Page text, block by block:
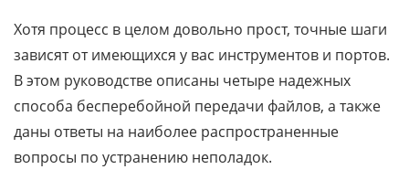
Хотя процесс в целом довольно прост, точные шаги
зависят от имеющихся у вас инструментов и портов.
В этом руководстве описаны четыре надежных
способа бесперебойной передачи файлов, а также
даны ответы на наиболее распространенные
вопросы по устранению неполадок.